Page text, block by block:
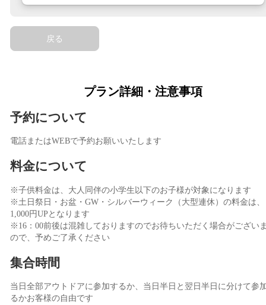
戻る
プラン詳細・注意事項
予約について
電話またはWEBで予約お願いいたします
料金について
※子供料金は、大人同伴の小学生以下のお子様が対象になります
※土日祭日・お盆・GW・シルバーウィーク（大型連休）の料金は、
1,000円UPとなります
※16：00前後は混雑しておりますのでお待ちいただく場合がござい
ので、予めご了承ください
集合時間
当日全部アウトドアに参加するか、当日半日と翌日半日に分けて参
るかお客様の自由です